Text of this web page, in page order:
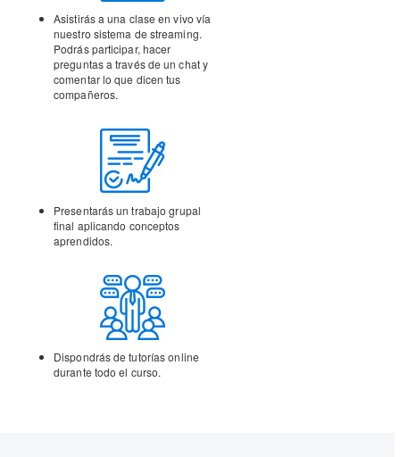
Asistirás a una clase en vivo vía
nuestro sistema de streaming.
Podrás participar, hacer
preguntas a través de un chat y
comentar lo que dicen tus
compañeros.
Presentarás un trabajo grupal
final aplicando conceptos
aprendidos.
Dispondrás de tutoríasonline
durante todo el curso.